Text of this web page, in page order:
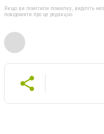
Якщо ви помітили помилку, виділіть
повідомити про це редакцію